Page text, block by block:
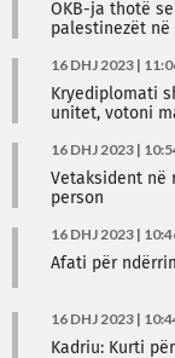
OKB-ja thotë
palestinezët në
16 DHJ 2023 |
Kryediplomati
unitet, votoni
16 DHJ 2023 |
Vetaksident në
person
16 DHJ 2023 |
Afati për
16 DHJ 2023 |
Kadriu: Kurti